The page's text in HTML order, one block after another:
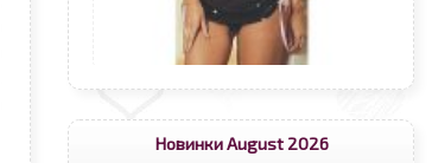
Новинки August 2026